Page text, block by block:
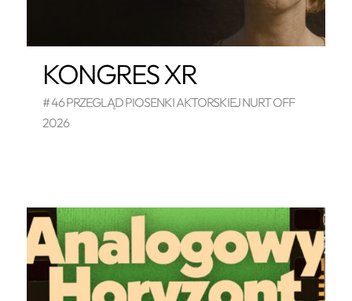
KONGRES XR
# 46 PRZEGLĄD PIOSENKI AKTORSKIEJ NURT OFF
2026